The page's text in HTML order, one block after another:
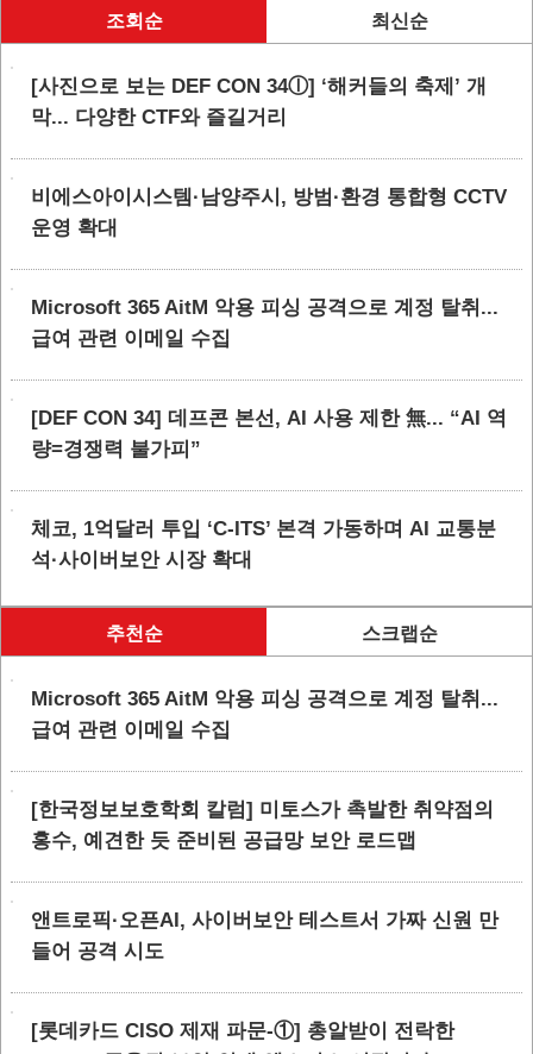
조회순 최신순
[사진으로 보는 DEF CON 34ⓛ] ‘해커들의 축제’ 개
막... 다양한 CTF와 즐길거리
비에스아이시스템·남양주시, 방범·환경 통합형 CCTV
운영 확대
Microsoft 365 AitM 악용 피싱 공격으로 계정 탈취...
급여 관련 이메일 수집
[DEF CON 34] 데프콘 본선, AI 사용 제한 無... “AI 역
량=경쟁력 불가피”
체코, 1억달러 투입 ‘C-ITS’ 본격 가동하며 AI 교통분
석·사이버보안 시장 확대
추천순 스크랩순
Microsoft 365 AitM 악용 피싱 공격으로 계정 탈취...
급여 관련 이메일 수집
[한국정보보호학회 칼럼] 미토스가 촉발한 취약점의
홍수, 예견한 듯 준비된 공급망 보안 로드맵
앤트로픽·오픈AI, 사이버보안 테스트서 가짜 신원 만
들어 공격 시도
[롯데카드 CISO 제재 파문-①] 총알받이 전락한